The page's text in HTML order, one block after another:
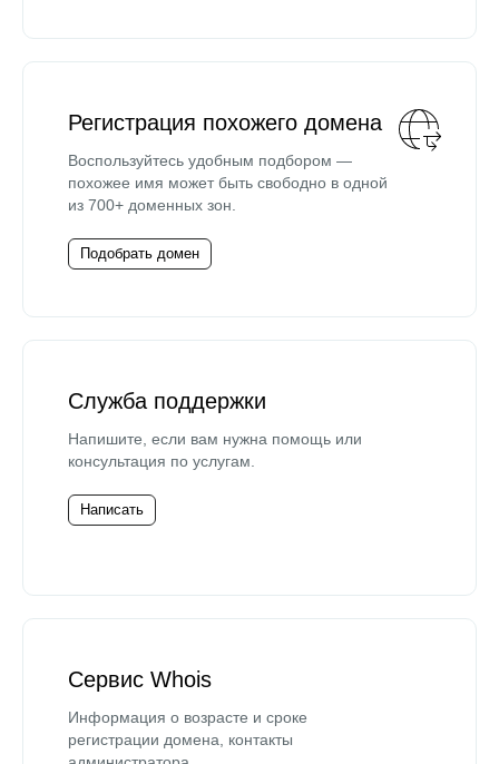
Регистрация похожего домена
Воспользуйтесь удобным подбором —
похожее имя может быть свободно в одной
из 700+ доменных зон.
Подобрать домен
Служба поддержки
Напишите, если вам нужна помощь или
консультация по услугам.
Написать
Сервис Whois
Информация о возрасте и сроке
регистрации домена, контакты